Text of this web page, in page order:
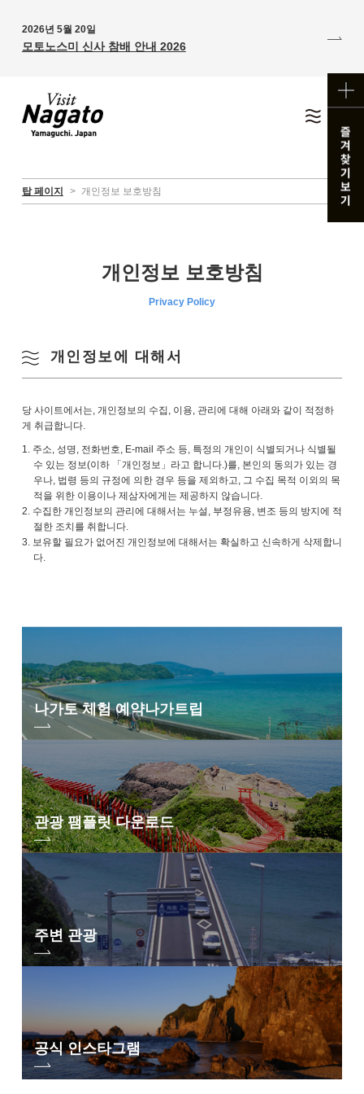
2026년 5월 20일
모토노스미 신사 참배 안내 2026
탑 페이지 > 개인정보 보호방침
개인정보 보호방침
Privacy Policy
개인정보에 대해서
당 사이트에서는, 개인정보의 수집, 이용, 관리에 대해 아래와 같이 적정하
게 취급합니다.
1. 주소, 성명, 전화번호, E-mail 주소 등, 특정의 개인이 식별되거나 식별될
수 있는 정보(이하 「개인정보」라고 합니다.)를, 본인의 동의가 있는 경
우나, 법령 등의 규정에 의한 경우 등을 제외하고, 그 수집 목적 이외의 목
적을 위한 이용이나 제삼자에게는 제공하지 않습니다.
2. 수집한 개인정보의 관리에 대해서는 누설, 부정유용, 변조 등의 방지에 적
절한 조치를 취합니다.
3. 보유할 필요가 없어진 개인정보에 대해서는 확실하고 신속하게 삭제합니
다.
나가토 체험 예약나가트립
관광 팸플릿 다운로드
주변 관광
공식 인스타그램